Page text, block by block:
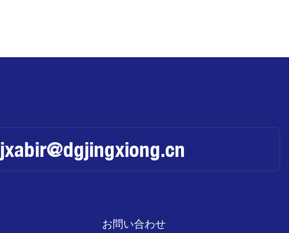
jxabir@dgjingxiong.cn
お問い合わせ